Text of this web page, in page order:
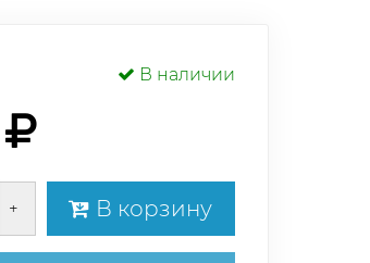
В наличии
+ В корзину